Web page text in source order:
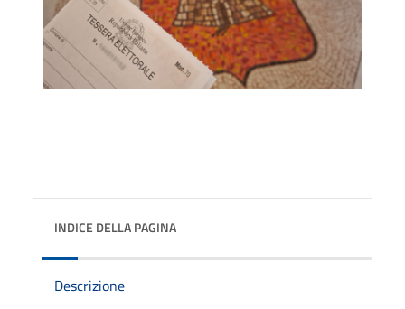
INDICE DELLA PAGINA
Descrizione